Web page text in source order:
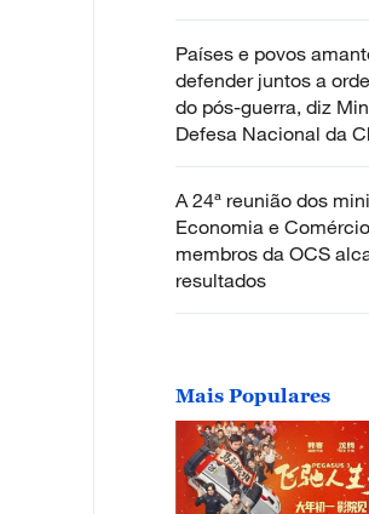
Países e povos
defender juntos a
do pós-guerra, diz
Defesa Nacional da
A 24ª reunião dos
Economia e
membros da OCS
resultados
Mais Populares